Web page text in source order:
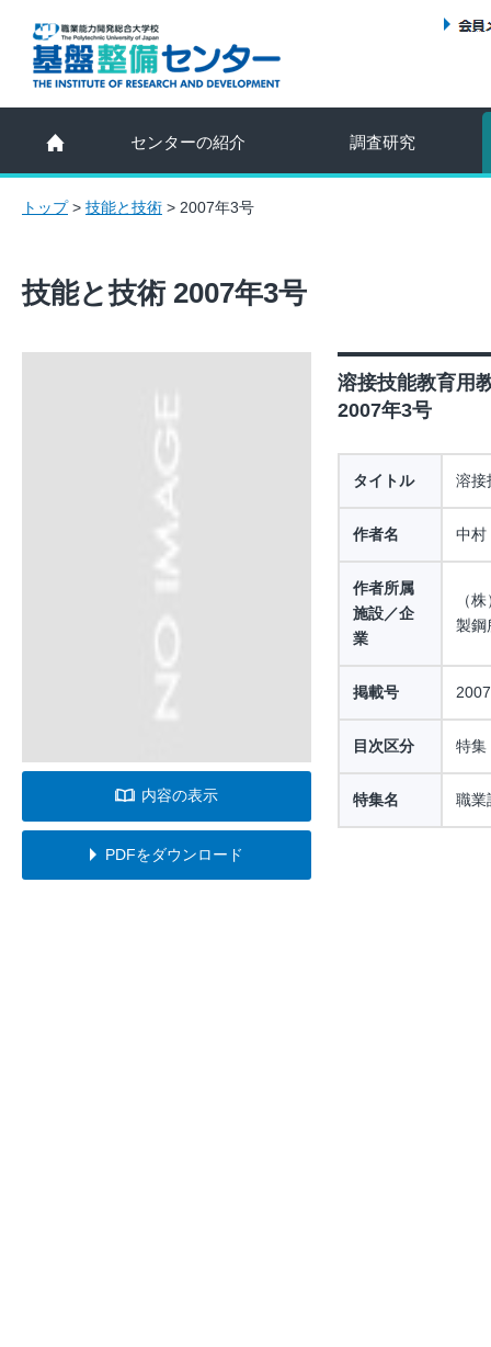
センターの紹介 調査研究
トップ> 技能と技術 > 2007年3号
技能と技術 2007年3号
内容の表示
PDFをダウンロード
溶接技能教育用
2007年3号
タイトル 溶接
作者名 中
作者所属
施設／企
業
（
製
掲載号
目次区分 特集
特集名 職業